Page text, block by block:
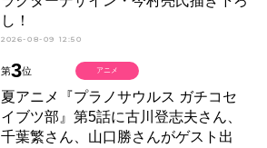
し！
2026-08-09 12:50
第3位
夏アニメ『プラノサウルス ガチコセ
イブツ部』第5話に古川登志夫さん、
千葉繁さん、山口勝さんがゲスト出
アニメ